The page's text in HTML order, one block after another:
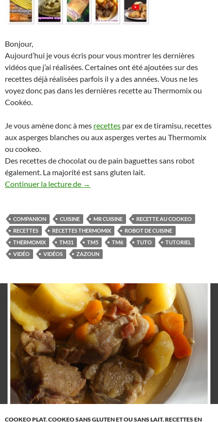
Bonjour,
Aujourd’hui je vous écris pour vous montrer les dernières
vidéos que j’ai réalisées. Certaines ont été ajoutées sur des
recettes déjà réalisées parfois il y a des années. Vous ne les
voyez donc pas dans les dernières recette au Thermomix ou
Cookéo.
Je vous amène donc à mes recettes par ex de tiramisu, recettes
aux asperges blanches ou aux asperges vertes au Thermomix
ou cookeo.
Des recettes de chocolat ou de pain baguettes sans robot
également. La majorité est sans gluten lait.
Continuer la lecture de Mes dernières recettes au Thermomix
→
COMPANION CUISINE MR CUISINE
RECETTE AU COOKEO
RECETTES
RECETTES THERMOMIX
ROBOT DE CUISINE
THERMOMIX
TM31 TM5 TM6 TUTO
TUTORIEL
VIDÉO
VIDÉOS ZAZOUN
COOKEO PLAT,COOKEO SANS GLUTEN ET OU SANS LAIT,RECETTES EN